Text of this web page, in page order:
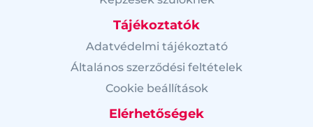
Tájékoztatók
Adatvédelmi tájékoztató
Általános szerződési feltételek
Cookie beállítások
Elérhetőségek